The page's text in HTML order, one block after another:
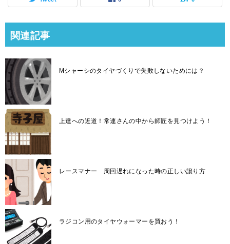
関連記事
Mシャーシのタイヤづくりで失敗しないためには？
上達への近道！常連さんの中から師匠を見つけよう！
レースマナー 周回遅れになった時の正しい譲り方
ラジコン用のタイヤウォーマーを買おう！